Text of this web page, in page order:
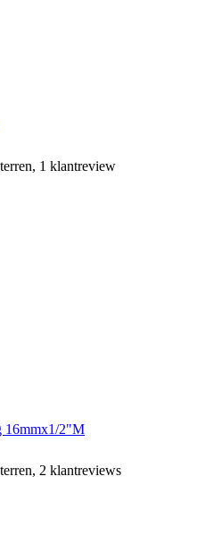
1 klantreview
16mmx1/2"M
2 klantreviews